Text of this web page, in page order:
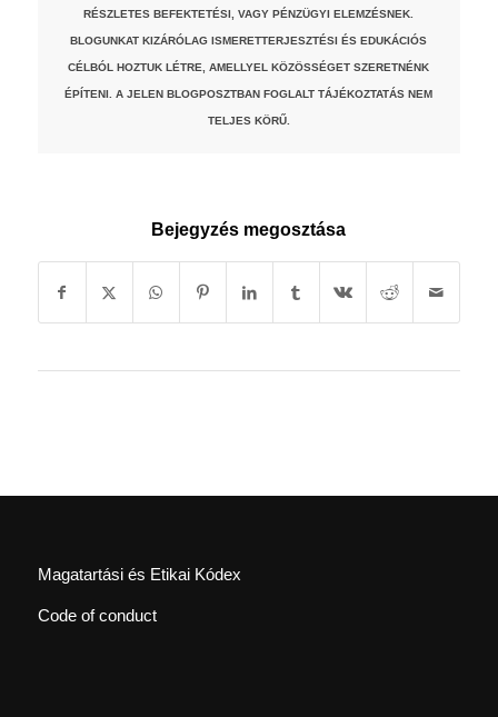
RÉSZLETES BEFEKTETÉSI, VAGY PÉNZÜGYI ELEMZÉSNEK.
BLOGUNKAT KIZÁRÓLAG ISMERETTERJESZTÉSI ÉS EDUKÁCIÓS
CÉLBÓL HOZTUK LÉTRE, AMELLYEL KÖZÖSSÉGET SZERETNÉNK
ÉPÍTENI. A JELEN BLOGPOSZTBAN FOGLALT TÁJÉKOZTATÁS NEM
TELJES KÖRŰ.
Bejegyzés megosztása
Magatartási és Etikai Kódex
Code of conduct